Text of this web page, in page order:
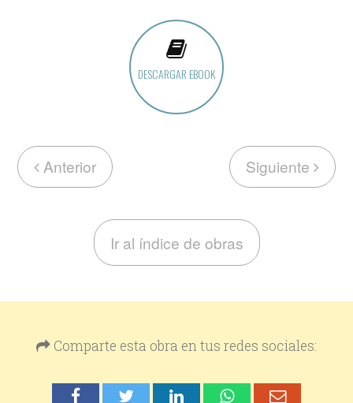
DESCARGAR EBOOK
Anterior Siguiente
Ir al índice de obras
Comparte esta obra en tus redes sociales: